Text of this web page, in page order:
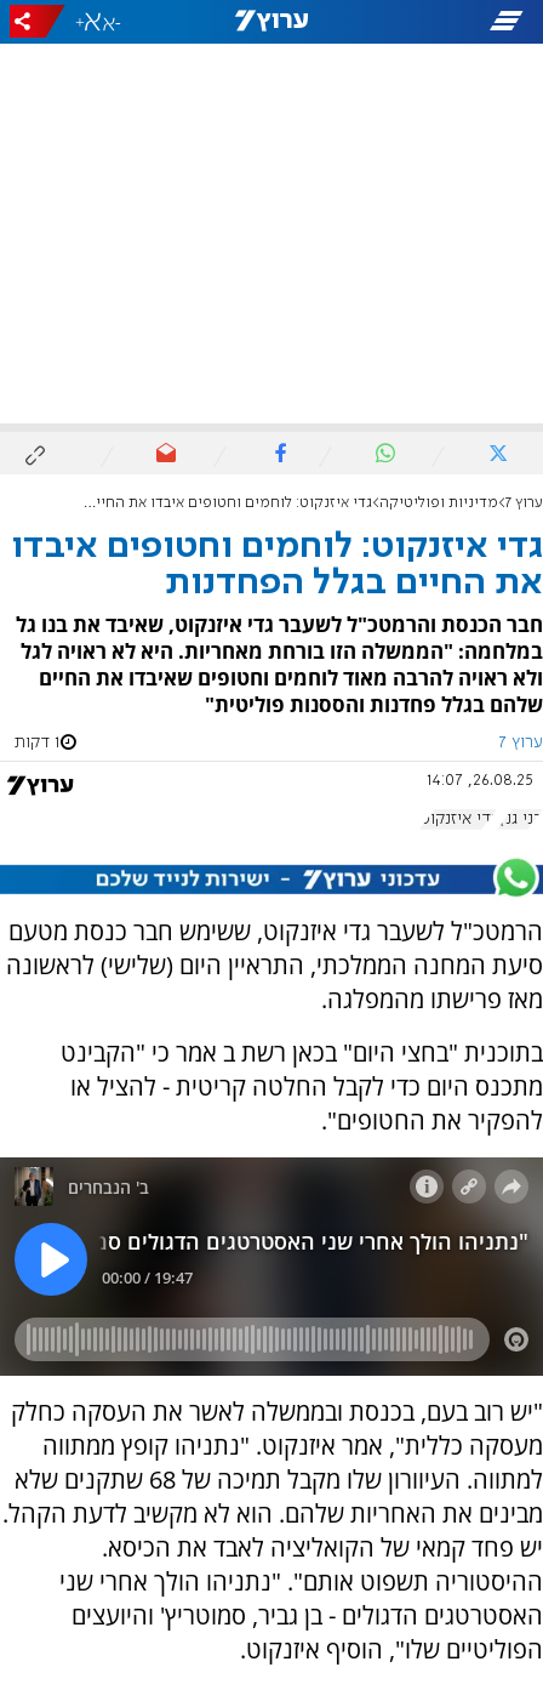
-
+
ערוץ 7 מדיניות ופוליטיקה גדי איזנקוט: לוחמים וחטופים איבדו את החיים בגלל הפחדנות
גדי איזנקוט: לוחמים וחטופים איבדו
את החיים בגלל הפחדנות
חבר הכנסת והרמטכ"ל לשעבר גדי איזנקוט, שאיבד את בנו גל
במלחמה: "הממשלה הזו בורחת מאחריות. היא לא ראויה לגל
ולא ראויה להרבה מאוד לוחמים וחטופים שאיבדו את החיים
שלהם בגלל פחדנות והססנות פוליטית"
ערוץ 7 1 דקות
26.08.25, 14:07
בני גנץ גדי איזנקוט
הרמטכ"ל לשעבר גדי איזנקוט, ששימש חבר כנסת מטעם
סיעת המחנה הממלכתי, התראיין היום (שלישי) לראשונה
מאז פרישתו מהמפלגה.
בתוכנית "בחצי היום" בכאן רשת ב אמר כי "הקבינט
מתכנס היום כדי לקבל החלטה קריטית - להציל או
להפקיר את החטופים".
"יש רוב בעם, בכנסת ובממשלה לאשר את העסקה כחלק
מעסקה כללית", אמר איזנקוט. "נתניהו קופץ ממתווה
למתווה. העיוורון שלו מקבל תמיכה של 68 שתקנים שלא
מבינים את האחריות שלהם. הוא לא מקשיב לדעת הקהל.
יש פחד קמאי של הקואליציה לאבד את הכיסא.
ההיסטוריה תשפוט אותם". "נתניהו הולך אחרי שני
האסטרטגים הדגולים - בן גביר, סמוטריץ' והיועצים
הפוליטיים שלו", הוסיף איזנקוט.